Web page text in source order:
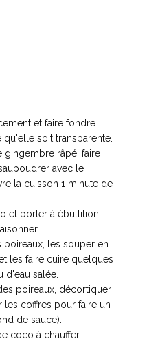
et faire fondre
qu'elle soit transparente.
gingembre râpé, faire
avec le
la cuisson 1 minute de
et porter à ébullition.
poireaux, les souper en
les faire cuire quelques
d'eau salée.
poireaux, décortiquer
les coffres pour faire un
de sauce).
coco à chauffer